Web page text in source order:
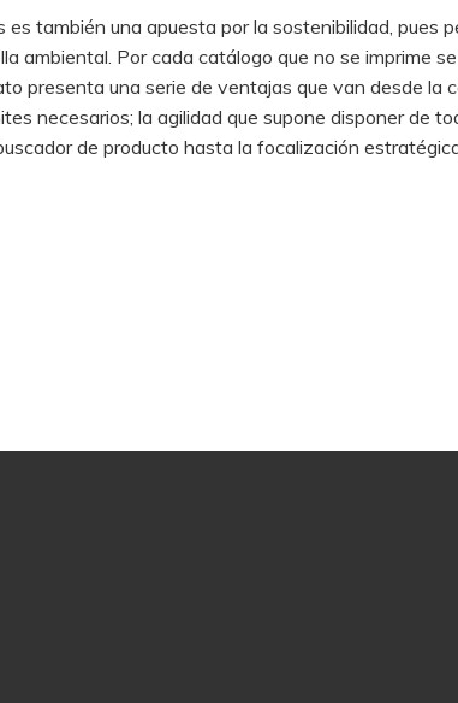
también una apuesta por la sostenibilidad, pues
ambiental. Por cada catálogo que no se imprime
presenta una serie de ventajas que van desde la
necesarios; la agilidad que supone disponer de
de producto hasta la focalización